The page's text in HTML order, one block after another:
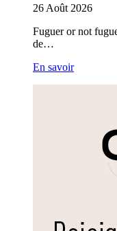
26Août 2026
Fuguer or not
de…
En savoir